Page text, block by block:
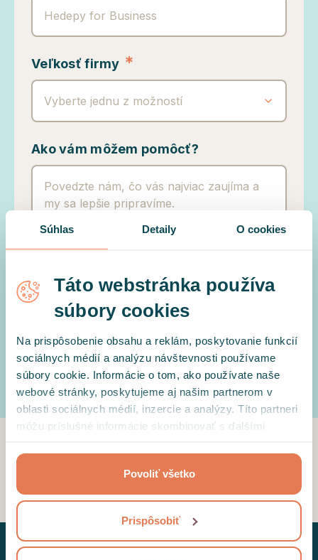
Súhlas Detaily O cookies
Táto webstránka používa
súbory cookies
Na prispôsobenie obsahu a reklám, poskytovanie funkcií
sociálnych médií a analýzu návštevnosti používame
súbory cookie. Informácie o tom, ako používate naše
webové stránky, poskytujeme aj našim partnerom v
oblasti sociálnych médií, inzercie a analýzy. Títo partneri
môžu príslušné informácie skombinovať s ďalšími
keď ste používali ich služby.
Povoliť všetko
Prispôsobiť
Veľkosť firmy *
Vyberte jednu z možností
Ako vám môžem pomôcť?
Prečítal/a som siZásady spracovania osobných údajov
a súhlasím so zasielaním bezplatného obsahu a ponúk.
POĎME SA POROZPRÁVAŤ
Dôveruje nám viac ako 200 firiem po celej Európe.